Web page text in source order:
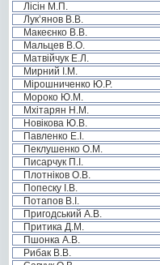
Лісін М.П.
Лук’янов В.В.
Макеєнко В.В.
Мальцев В.О.
Матвійчук Е.Л.
Мирний І.М.
Мірошниченко Ю.Р.
Мороко Ю.М.
Мхітарян Н.М.
Новікова Ю.В.
Павленко Е.І.
Пеклушенко О.М.
Писарчук П.І.
Плотніков О.В.
Попеску І.В.
Потапов В.І.
Пригодський А.В.
Притика Д.М.
Пшонка А.В.
Рибак В.В.